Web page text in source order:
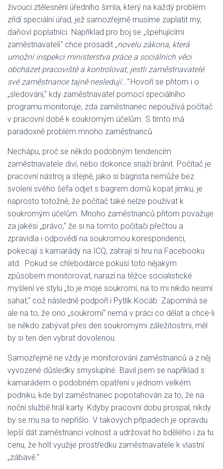
živoucí ztělesnění úředního šimla, který na každý problém
zřídí speciální úřad, jež samozřejmě musíme zaplatit my,
daňoví poplatníci. Například pro boj se „špehujícími
zaměstnavateli“ chce prosadit „novelu zákona, která
umožní inspekci ministerstva práce a sociálních věci
obcházet pracoviště a kontrolovat, jestli zaměstnavatelé
své zaměstnance tajně nesledují…“Hovoří se přitom i o
„sledování,“ kdy zaměstnavatel pomocí speciálního
programu monitoruje, zda zaměstnanec nepoužívá počítač
v pracovní době k soukromým účelům. S tímto má
paradoxně problém mnoho zaměstnanců.
Nechápu, proč se někdo podobným tendencím
zaměstnavatele diví, nebo dokonce snaží bránit. Počítač je
pracovní nástroj a stejně, jako si bagrista nemůže bez
svolení svého šéfa odjet s bagrem domů kopat jímku, je
naprosto totožně, že počítač také nelze používat k
soukromým účelům. Mnoho zaměstnanců přitom považuje
za jakési „právo,“ že si na tomto počítači přečtou a
zpravidla i odpovědí na soukromou korespondenci,
pokecají s kamarády na ICQ, zahrají si hru na Facebooku
atd.. Pokud se chlebodárce pokusí toto nějakým
způsobem monitorovat, narazí na těžce socialistické
myšlení ve stylu „to je moje soukromí, na to mi nikdo nesmí
sahat,“ což následně podpoří i Pytlík Kocáb. Zapomíná se
ale na to, že ono „soukromí“ nemá v práci co dělat a chce-li
se někdo zabývat přes den soukromými záležitostmi, měl
by si ten den vybrat dovolenou.
Samozřejmě ne vždy je monitorování zaměstnanců a z něj
vyvozené důsledky smysluplné. Bavil jsem se například s
kamarádem o podobném opatření v jednom velkém
podniku, kde byl zaměstnanec popotahován za to, že na
noční službě hrál karty. Kdyby pracovní dobu prospal, nikdy
by se mu na to nepřišlo. V takových případech je opravdu
lepší dát zaměstnanci volnost a udržovat ho bdělého i za tu
cenu, že holt využije prostředku zaměstnavatele k vlastní
„zábavě.“